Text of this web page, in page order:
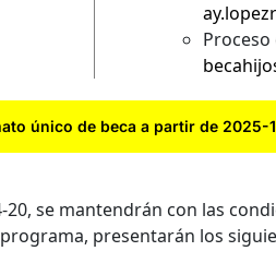
único de beca a partir de 2025-
se mantendrán con las
presentarán los